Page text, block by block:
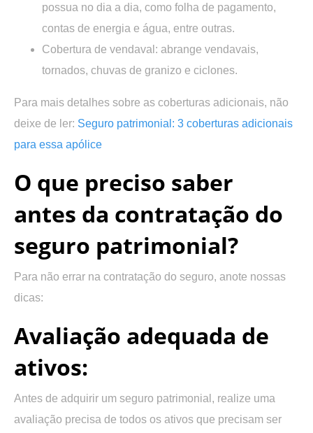
possua no dia a dia, como folha de pagamento,
contas de energia e água, entre outras.
Cobertura de vendaval: abrange vendavais,
tornados, chuvas de granizo e ciclones.
Para mais detalhes sobre as coberturas adicionais, não
deixe de ler: Seguro patrimonial: 3 coberturas adicionais
para essa apólice
O que preciso saber
antes da contratação do
seguro patrimonial?
Para não errar na contratação do seguro, anote nossas
dicas:
Avaliação adequada de
ativos:
Antes de adquirir um seguro patrimonial, realize uma
avaliação precisa de todos os ativos que precisam ser